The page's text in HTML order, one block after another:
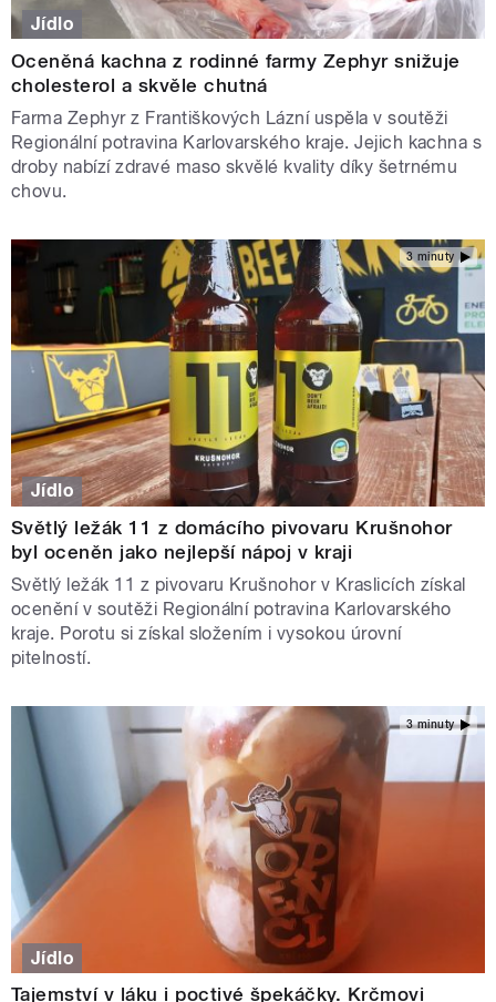
Jídlo
Oceněná kachna z rodinné farmy Zephyr snižuje
cholesterol a skvěle chutná
Farma Zephyr z Františkových Lázní uspěla v soutěži
Regionální potravina Karlovarského kraje. Jejich kachna s
droby nabízí zdravé maso skvělé kvality díky šetrnému
chovu.
3 minuty
Jídlo
Světlý ležák 11 z domácího pivovaru Krušnohor
byl oceněn jako nejlepší nápoj v kraji
Světlý ležák 11 z pivovaru Krušnohor v Kraslicích získal
ocenění v soutěži Regionální potravina Karlovarského
kraje. Porotu si získal složením i vysokou úrovní
pitelností.
3 minuty
Jídlo
Tajemství v láku i poctivé špekáčky. Krčmovi